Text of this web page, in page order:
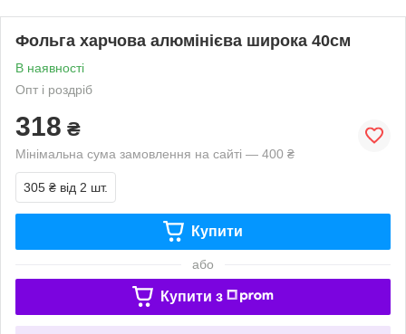
Фольга харчова алюмінієва широка 40см
В наявності
Опт і роздріб
318 ₴
Мінімальна сума замовлення на сайті — 400 ₴
305 ₴ від 2 шт.
Купити
або
Купити з